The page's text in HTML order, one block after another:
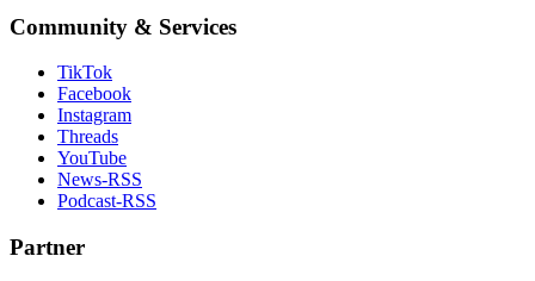
Community & Services
TikTok
Facebook
Instagram
Threads
YouTube
News-RSS
Podcast-RSS
Partner